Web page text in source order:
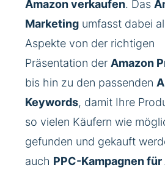
Amazon verkaufen. Das
Marketing umfasst dabei
Aspekte von der richtigen
Präsentation der Amazon
bis hin zu den passenden
Keywords, damit Ihre
so vielen Käufern wie
gefunden und gekauft
auch PPC-Kampagnen für